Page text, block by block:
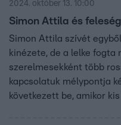
2024. október 13. 10:00
Simon Attila és
Simon Attila szívét
kinézete, de a lelke fogta
szerelmesekként több
kapcsolatuk mélypontja
következett be, amikor